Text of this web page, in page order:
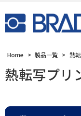
Home > 製品一覧 > 熱
熱転写プリ